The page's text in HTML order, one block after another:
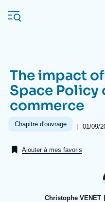
au
contenu
Navigation
principale
L'Ifri
À propos de l'Ifri
The impact
Space Policy
commerce
Chapitre d'ouvrage |
Date
01/09/
Ajouter à mes favoris
Christophe VENET